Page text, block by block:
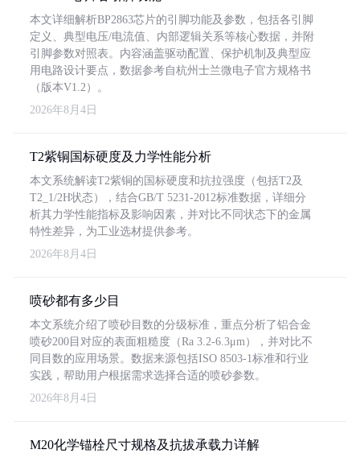
本文详细解析BP2863芯片的引脚功能及参数，包括各引脚
定义、典型电压/电流值、内部逻辑关系等核心数据，并附
引脚参数对照表。内容涵盖驱动配置、保护机制及典型应
用电路设计要点，数据参考自杭州士兰微电子官方规格书
（版本V1.2）。
2026年8月4日
T2紫铜国标硬度及力学性能分析
本文系统解读T2紫铜的国标硬度和抗拉强度（包括T2及
T2_1/2H状态），结合GB/T 5231-2012标准数据，详细分
析其力学性能指标及影响因素，并对比不同状态下的金属
特性差异，为工业选材提供参考。
2026年8月4日
喷砂都有多少目
本文系统介绍了喷砂目数的分级标准，重点分析了铝合金
喷砂200目对应的表面粗糙度（Ra 3.2-6.3μm），并对比不
同目数的应用场景。数据来源包括ISO 8503-1标准和行业
实践，帮助用户根据需求选择合适的喷砂参数。
2026年8月4日
M20化学锚栓尺寸规格及抗拔承载力详解